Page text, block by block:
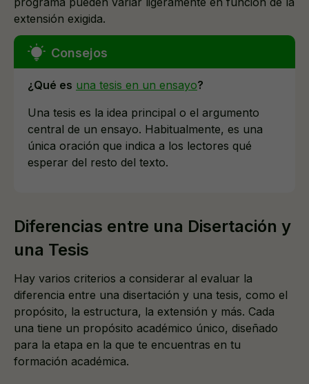
extensión exigida.
¿Qué es una tesis en un ensayo?
Una tesis es la idea principal o el argumento
central de un ensayo. Habitualmente, es una
única oración que indica a los lectores qué
esperar del resto del texto.
Diferencias entre una Disertación y
una Tesis
Hay varios criterios a considerar al evaluar la
diferencia entre una disertación y una tesis, como el
propósito, la estructura, la extensión y más. Cada
una tiene un propósito académico único, diseñado
para la etapa en la que te encuentras en tu
formación académica.